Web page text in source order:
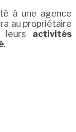
à une agence
au propriétaire
leurs activités
.